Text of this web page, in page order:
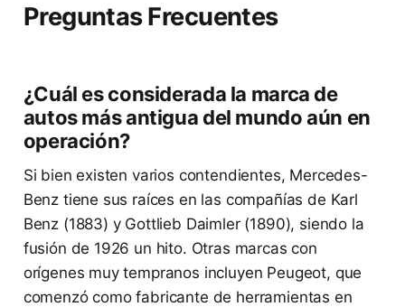
Preguntas Frecuentes
¿Cuál es considerada la marca de
autos más antigua del mundo aún en
operación?
Si bien existen varios contendientes, Mercedes-
Benz tiene sus raíces en las compañías de Karl
Benz (1883) y Gottlieb Daimler (1890), siendo la
fusión de 1926 un hito. Otras marcas con
orígenes muy tempranos incluyen Peugeot, que
comenzó como fabricante de herramientas en